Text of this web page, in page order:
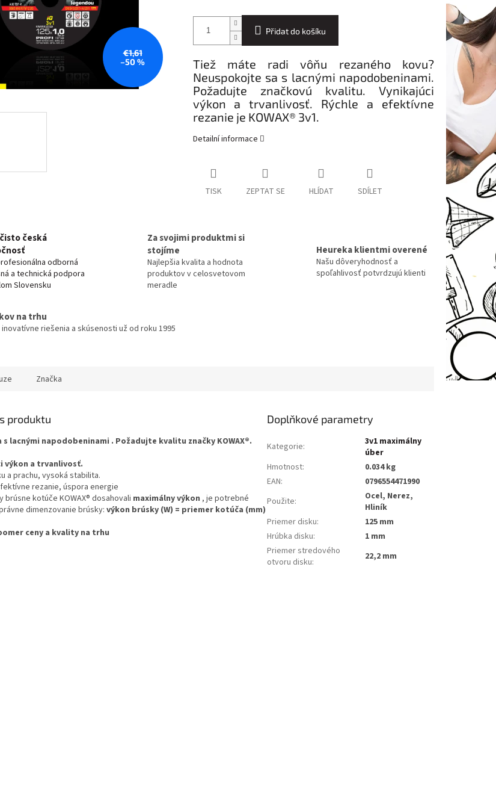
€1,61
–50 %
Přidat do košíku
Tiež máte radi vôňu rezaného kovu?
Neuspokojte sa s lacnými napodobeninami.
Požadujte značkovú kvalitu. Vynikajúci
výkon a trvanlivosť. Rýchle a efektívne
rezanie je KOWAX® 3v1.
Detailní informace
TISK ZEPTAT SE HLÍDAT SDÍLET
česká
odborná
a technická podpora
Slovensku
Za svojimi produktmi si
stojíme
Najlepšia kvalita a hodnota
produktov v celosvetovom
meradle
Heureka klientmi overené
Našu dôveryhodnosť a
spoľahlivosť potvrdzujú klienti
na trhu
riešenia a skúsenosti už od roku 1995
Značka
produktu
s lacnými napodobeninami . Požadujte kvalitu značky KOWAX®.
výkon a trvanlivosť.
a prachu, vysoká stabilita.
rezanie, úspora energie
brúsne kotúče KOWAX® dosahovali maximálny výkon , je potrebné
dimenzovanie brúsky: výkon brúsky (W) = priemer kotúča (mm)
ceny a kvality na trhu
Doplňkové parametry
Kategorie:
3v1 maximálny
úber
Hmotnost:
0.034 kg
EAN:
0796554471990
Použite:
Ocel, Nerez,
Hliník
Priemer disku:
125 mm
Hrúbka disku:
1 mm
Priemer stredového
otvoru disku: 22,2 mm